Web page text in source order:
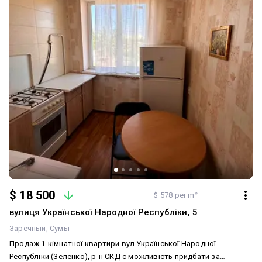
$ 18 500 $ 578 per m²
вулиця Української Народної Республіки, 5
Заречный Сумы
Продаж 1-кімнатної квартири вул.Української Народної
Республіки (Зеленко), р-н СКД є можливість придбати за